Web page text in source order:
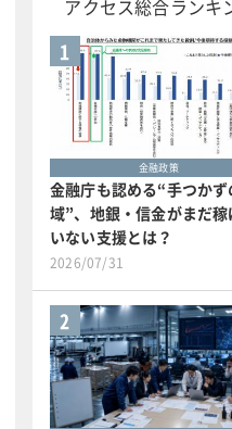
アクセス総合ランキ
1
金融政策
金融庁も認める“手つかず
域”、地銀・信金がまだ稼
いない支援とは？
2026/07/31
2